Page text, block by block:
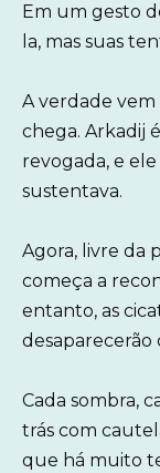
Em um gesto
la, mas suas
A verdade
chega. Arkadij
revogada, e
sustentava.
Agora, livre da
começa a
entanto, as
Cada sombra,
trás com
que há muito